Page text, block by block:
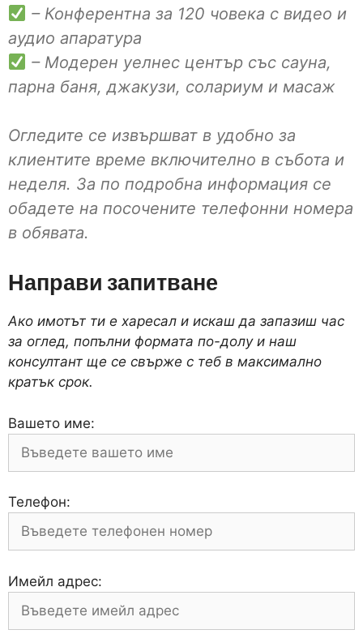
– Конферентна за 120 човека с видео и
аудио апаратура
– Модерен уелнес център със сауна,
парна баня, джакузи, солариум и масаж
Огледите се извършват в удобно за
клиентите време включително в събота и
неделя. За по подробна информация се
обадете на посочените телефонни номера
в обявата.
Направи запитване
Ако имотът ти е харесал и искаш да запазиш час
за оглед, попълни формата по-долу и наш
консултант ще се свърже с теб в максимално
кратък срок.
Вашето име:
Телефон:
Имейл адрес: